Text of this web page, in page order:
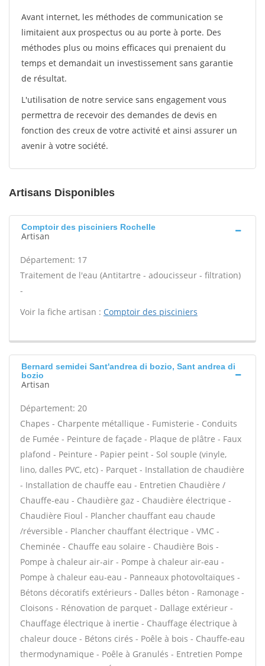
Avant internet, les méthodes de communication se
limitaient aux prospectus ou au porte à porte. Des
méthodes plus ou moins efficaces qui prenaient du
temps et demandait un investissement sans garantie
de résultat.
L'utilisation de notre service sans engagement vous
permettra de recevoir des demandes de devis en
fonction des creux de votre activité et ainsi assurer un
avenir à votre société.
Artisans Disponibles
Comptoir des pisciniers Rochelle
Artisan
Département: 17
Traitement de l'eau (Antitartre - adoucisseur - filtration)
-
Voir la fiche artisan : Comptoir des pisciniers
Bernard semidei Sant'andrea di bozio, Sant andrea di
bozio
Artisan
Département: 20
Chapes - Charpente métallique - Fumisterie - Conduits
de Fumée - Peinture de façade - Plaque de plâtre - Faux
plafond - Peinture - Papier peint - Sol souple (vinyle,
lino, dalles PVC, etc) - Parquet - Installation de chaudière
- Installation de chauffe eau - Entretien Chaudière /
Chauffe-eau - Chaudière gaz - Chaudière électrique -
Chaudière Fioul - Plancher chauffant eau chaude
/réversible - Plancher chauffant électrique - VMC -
Cheminée - Chauffe eau solaire - Chaudière Bois -
Pompe à chaleur air-air - Pompe à chaleur air-eau -
Pompe à chaleur eau-eau - Panneaux photovoltaïques -
Bétons décoratifs extérieurs - Dalles béton - Ramonage -
Cloisons - Rénovation de parquet - Dallage extérieur -
Chauffage électrique à inertie - Chauffage électrique à
chaleur douce - Bétons cirés - Poêle à bois - Chauffe-eau
thermodynamique - Poêle à Granulés - Entretien Pompe